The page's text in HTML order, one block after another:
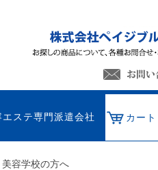
エステ専門派遣会社 カート
美容学校の方へ